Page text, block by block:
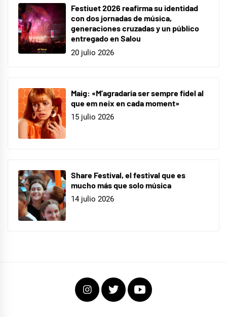
Festiuet 2026 reafirma su identidad
con dos jornadas de música,
generaciones cruzadas y un público
entregado en Salou
20 julio 2026
Maig: «M’agradaria ser sempre fidel al
que em neix en cada moment»
15 julio 2026
Share Festival, el festival que es
mucho más que solo música
14 julio 2026
InstagramTwitterYoutube